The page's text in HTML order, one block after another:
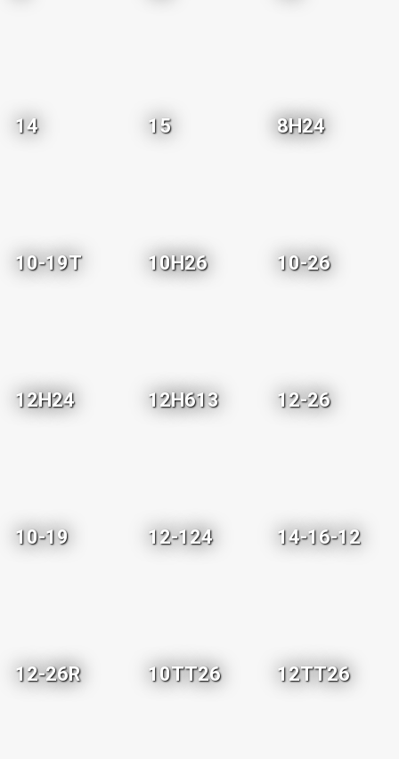
14 15 8H24
10-19T 10H26 10-26
12H24 12H613 12-26
10-19 12-124 14-16-12
12-26R 10TT26 12TT26